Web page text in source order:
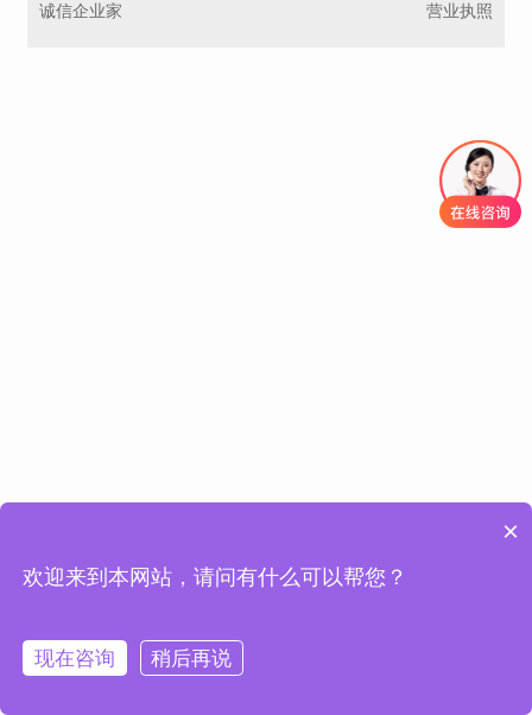
诚信企业家 营业执照
×
欢迎来到本网站，请问有什么可以帮您？
现在咨询 稍后再说